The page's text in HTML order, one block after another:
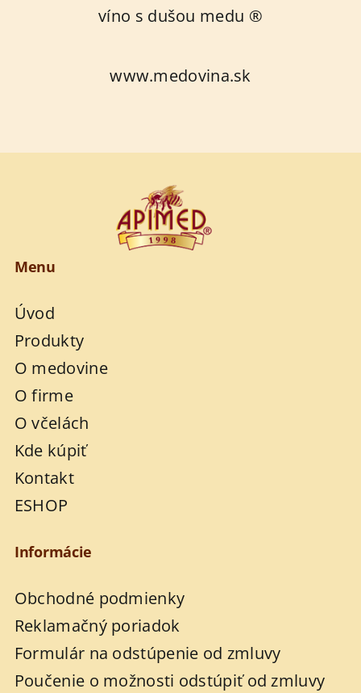
víno s dušou medu ®
www.medovina.sk
Menu
Úvod
Produkty
O medovine
O firme
O včelách
Kde kúpiť
Kontakt
ESHOP
Informácie
Obchodné podmienky
Reklamačný poriadok
Formulár na odstúpenie od zmluvy
Poučenie o možnosti odstúpiť od zmluvy